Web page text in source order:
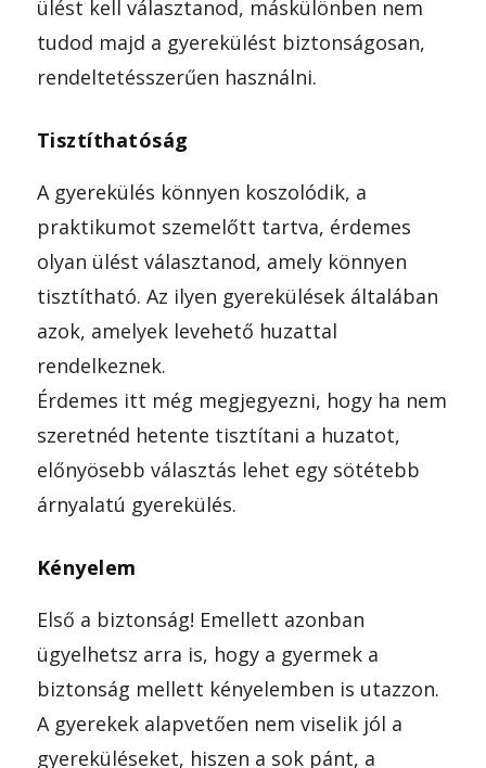
ülést kell választanod, máskülönben nem
tudod majd a gyerekülést biztonságosan,
rendeltetésszerűen használni.
Tisztíthatóság
A gyerekülés könnyen koszolódik, a
praktikumot szemelőtt tartva, érdemes
olyan ülést választanod, amely könnyen
tisztítható. Az ilyen gyerekülések általában
azok, amelyek levehető huzattal
rendelkeznek.
Érdemes itt még megjegyezni, hogy ha nem
szeretnéd hetente tisztítani a huzatot,
előnyösebb választás lehet egy sötétebb
árnyalatú gyerekülés.
Kényelem
Első a biztonság! Emellett azonban
ügyelhetsz arra is, hogy a gyermek a
biztonság mellett kényelemben is utazzon.
A gyerekek alapvetően nem viselik jól a
gyereküléseket, hiszen a sok pánt, a